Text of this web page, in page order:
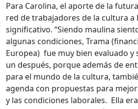
Para Carolina, el aporte de la
red de trabajadores de la cultura a
significativo. “Siendo maulina
algunas condiciones, Trama
Europea) fue muy bien evaluado y
un después, porque además de
para el mundo de la cultura,
agenda con propuestas para
y las condiciones laborales. Ella